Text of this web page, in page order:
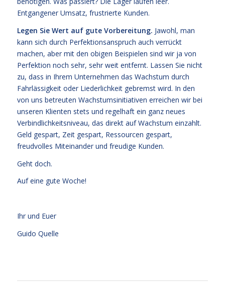
Entgangener Umsatz, frustrierte Kunden.
Legen Sie Wert auf gute Vorbereitung. Jawohl, man
kann sich durch Perfektionsanspruch auch verrückt
machen, aber mit den obigen Beispielen sind wir ja von
Perfektion noch sehr, sehr weit entfernt. Lassen Sie nicht
zu, dass in Ihrem Unternehmen das Wachstum durch
Fahrlässigkeit oder Liederlichkeit gebremst wird. In den
von uns betreuten Wachstumsinitiativen erreichen wir bei
unseren Klienten stets und regelhaft ein ganz neues
Verbindlichkeitsniveau, das direkt auf Wachstum einzahlt.
Geld gespart, Zeit gespart, Ressourcen gespart,
freudvolles Miteinander und freudige Kunden.
Geht doch.
Auf eine gute Woche!
Ihr und Euer
Guido Quelle